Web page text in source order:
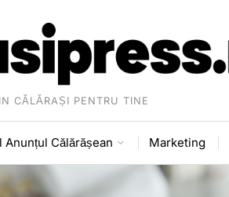
CĂLĂRAȘI PENTRU TINE
Anunțul Călărășean Marketing